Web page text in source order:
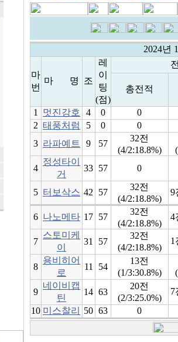
2024년
마
번
마 명 조
레
이
팅
(점)
총전적
1 멋진강호 4 0
0
2 태풍처럼 5 0
0
3 라파예트 9 57
32전
(4/2:18.8%)
4
정성타이
거
33 57 0
5 터보삭스 42 57
32전
(4/2:18.8%)
9
6 나노메타 17 57
32전
(4/2:18.8%)
4
7
스토미케
이
31 57
32전
(4/2:18.8%)
1
8
용비히어
로
11 54
13전
(1/3:30.8%)
9
네이비캡
틴
14 63
20전
(2/3:25.0%)
7
10 미스찰리 50 63 0